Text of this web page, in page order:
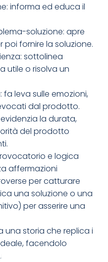
informa ed educa il
soluzione: apre
fornire la soluzione.
sottolinea
utile o risolva un
fa leva sulle emozioni,
dal prodotto.
la durata,
del prodotto
e logica
affermazioni
per catturare
una soluzione o una
per asserire una
una storia che replica i
facendolo